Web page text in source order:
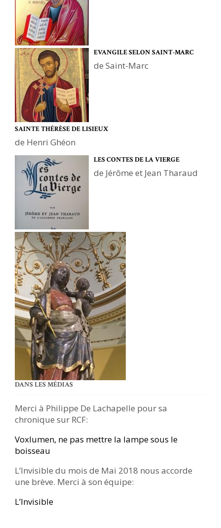
EVANGILE SELON SAINT-MARC
de Saint-Marc
SAINTE THÉRÈSE DE LISIEUX
de Henri Ghéon
LES CONTES DE LA VIERGE
de Jérôme et Jean Tharaud
DANS LES MÉDIAS
Merci à Philippe De Lachapelle pour sa
chronique sur RCF:
Voxlumen, ne pas mettre la lampe sous le
boisseau
L’Invisible du mois de Mai 2018 nous accorde
une brève. Merci à son équipe:
L’Invisible